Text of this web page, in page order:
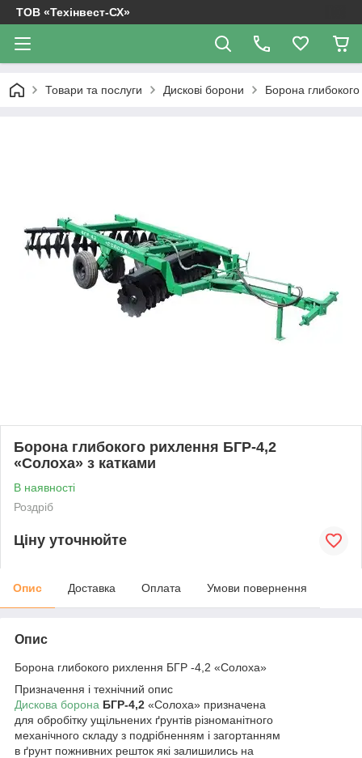
ТОВ «Техінвест-СХ»
Товари та послуги Дискові борони Борона
Борона глибокого рихлення БГР-4,2
«Солоха» з катками
В наявності
Роздріб
Ціну уточнюйте
Опис Доставка Оплата Умови повернення
Опис
Борона глибокого рихлення БГР -4,2 «Солоха»
Призначення і технічний опис
Дискова борона БГР-4,2 «Солоха» призначена
для обробітку ущільнених ґрунтів різноманітного
механічного складу з подрібненням і загортанням
в ґрунт пожнивних решток які залишились на